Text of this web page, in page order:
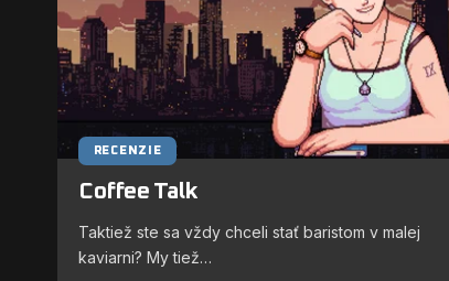
RECENZIE
Coffee Talk
Taktiež ste sa vždy chceli stať baristom v malej
kaviarni? My tiež…